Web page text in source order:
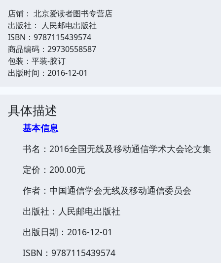
店铺： 北京爱读者图书专营店
出版社： 人民邮电出版社
ISBN：9787115439574
商品编码：29730558587
包装：平装-胶订
出版时间：2016-12-01
具体描述
基本信息
书名：2016全国无线及移动通信学术大会论文集
定价：200.00元
作者：中国通信学会无线及移动通信委员会
出版社：人民邮电出版社
出版日期：2016-12-01
ISBN：9787115439574